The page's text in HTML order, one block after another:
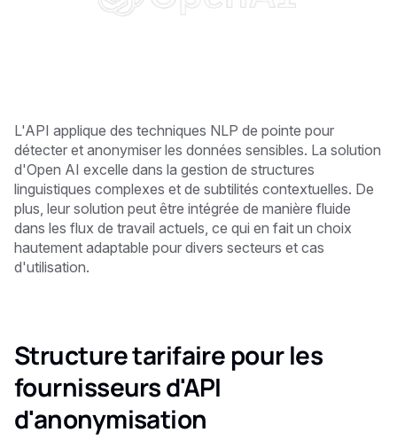
L'API applique des techniques NLP de pointe pour
détecter et anonymiser les données sensibles. La solution
d'Open AI excelle dans la gestion de structures
linguistiques complexes et de subtilités contextuelles. De
plus, leur solution peut être intégrée de manière fluide
dans les flux de travail actuels, ce qui en fait un choix
hautement adaptable pour divers secteurs et cas
d'utilisation.
Structure tarifaire pour les
fournisseurs d'API
d'anonymisation